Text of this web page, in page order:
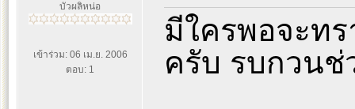
บัวผลิหน่อ
เข้าร่วม: 06 เม.ย. 2006
ตอบ: 1
มีใครพอจะท
ครับ รบกวน